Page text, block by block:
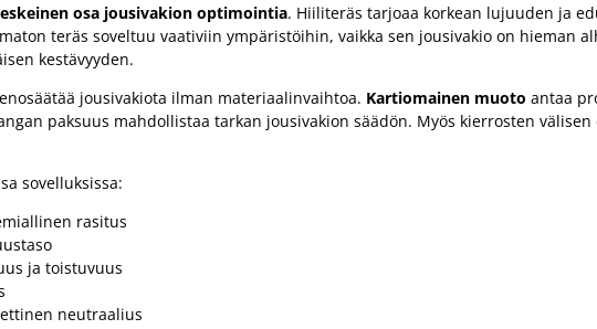
osa jousivakion optimointia. Hiiliteräs tarjoaa korkean lujuuden ja
teräs soveltuu vaativiin ympäristöihin, vaikka sen jousivakio on hieman
kestävyyden.
jousivakiota ilman materiaalinvaihtoa. Kartiomainen muoto antaa
paksuus mahdollistaa tarkan jousivakion säädön. Myös kierrosten
sovelluksissa:
rasitus
ja toistuvuus
neutraalius